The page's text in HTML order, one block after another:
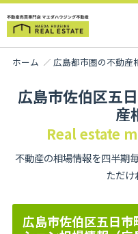
ホーム 広島都市圏の不動産
広島市佐伯区五
産
Real estate
不動産の相場情報を四半期
ただけ
広島市佐伯区五日